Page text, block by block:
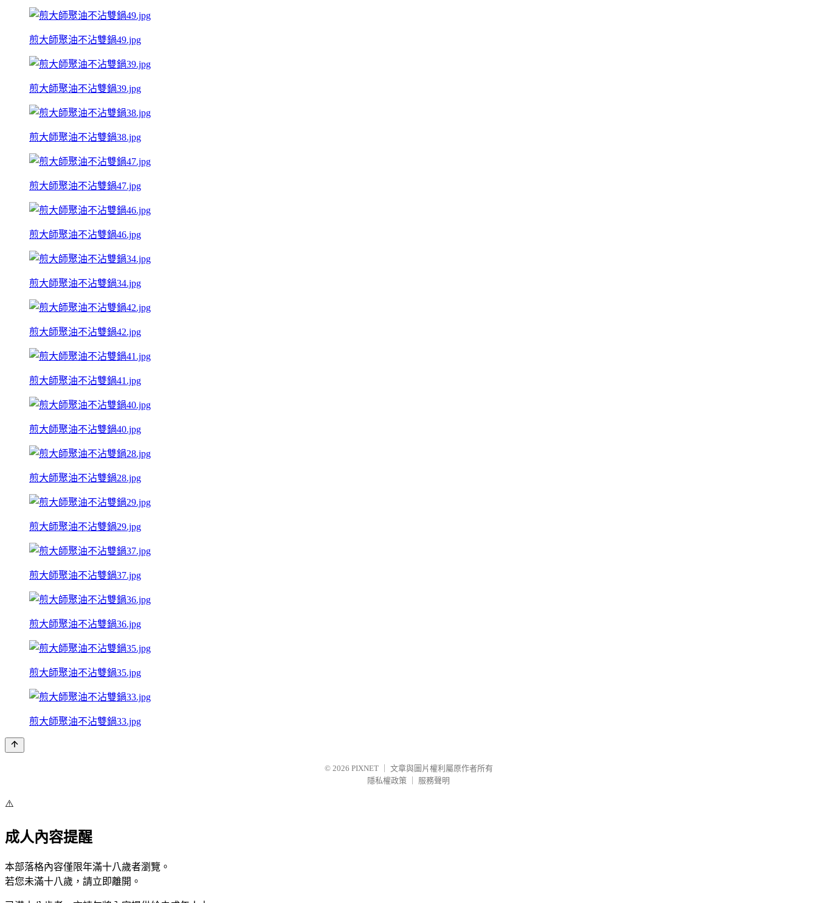
煎大師聚油不沾雙鍋49.jpg
煎大師聚油不沾雙鍋39.jpg
煎大師聚油不沾雙鍋38.jpg
煎大師聚油不沾雙鍋47.jpg
煎大師聚油不沾雙鍋46.jpg
煎大師聚油不沾雙鍋34.jpg
煎大師聚油不沾雙鍋42.jpg
煎大師聚油不沾雙鍋41.jpg
煎大師聚油不沾雙鍋40.jpg
煎大師聚油不沾雙鍋28.jpg
煎大師聚油不沾雙鍋29.jpg
煎大師聚油不沾雙鍋37.jpg
煎大師聚油不沾雙鍋36.jpg
煎大師聚油不沾雙鍋35.jpg
煎大師聚油不沾雙鍋33.jpg
© 2026 PIXNET
文章與圖片權利屬原作者所有
隱私權政策
服務聲明
⚠️
成人內容提醒
本部落格內容僅限年滿十八歲者瀏覽。
若您未滿十八歲，請立即離開。